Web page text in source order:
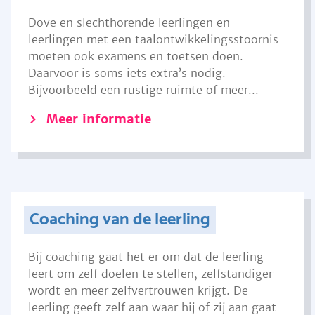
Dove en slechthorende leerlingen en
leerlingen met een taalontwikkelingsstoornis
moeten ook examens en toetsen doen.
Daarvoor is soms iets extra’s nodig.
Bijvoorbeeld een rustige ruimte of meer...
Meer informatie
Coaching van de leerling
Bij coaching gaat het er om dat de leerling
leert om zelf doelen te stellen, zelfstandiger
wordt en meer zelfvertrouwen krijgt. De
leerling geeft zelf aan waar hij of zij aan gaat